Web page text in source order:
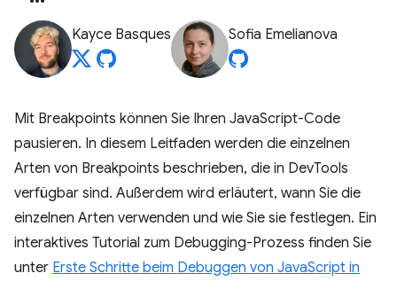
Kayce Basques Sofia Emelianova
Mit Breakpoints können Sie Ihren JavaScript-Code
pausieren. In diesem Leitfaden werden die einzelnen
Arten von Breakpoints beschrieben, die in DevTools
verfügbar sind. Außerdem wird erläutert, wann Sie die
einzelnen Arten verwenden und wie Sie sie festlegen. Ein
interaktives Tutorial zum Debugging-Prozess finden Sie
unter Erste Schritte beim Debuggen von JavaScript in